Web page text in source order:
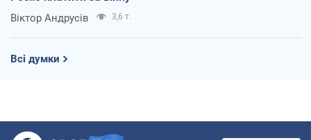
Віктор Андрусів 3,6 т.
Всі думки